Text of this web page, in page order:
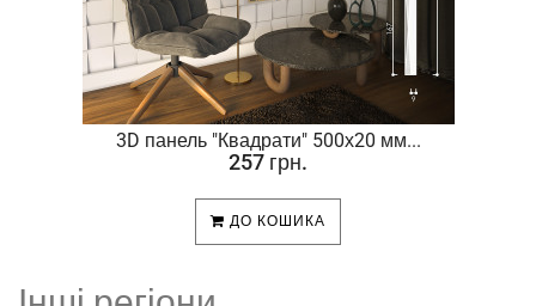
3D панель "Квадрати" 500х20 мм...
257 грн.
ДО КОШИКА